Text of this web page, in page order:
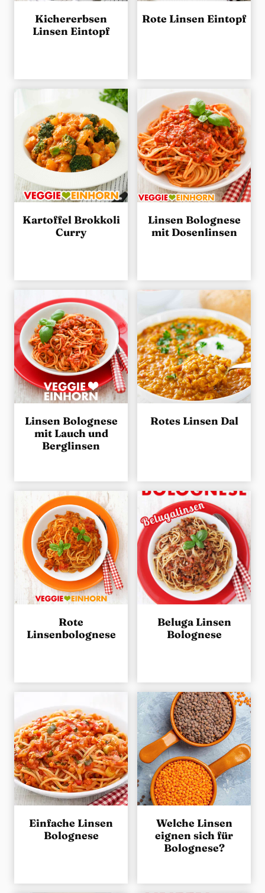
Kichererbsen
Linsen Eintopf
Rote Linsen Eintopf
Kartoffel Brokkoli
Curry
Linsen Bolognese
mit Dosenlinsen
Linsen Bolognese
mit Lauch und
Berglinsen
Rotes Linsen Dal
Rote
Linsenbolognese
Beluga Linsen
Bolognese
Einfache Linsen
Bolognese
Welche Linsen
eignen sich für
Bolognese?